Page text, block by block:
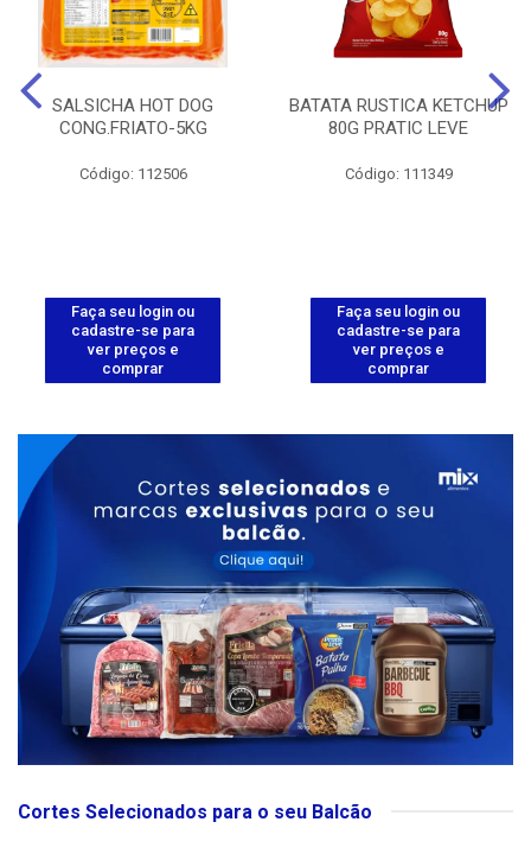
SALSICHA HOT DOG
CONG.FRIATO-5KG
Código: 112506
Faça seu login ou
cadastre-se para
ver preços e
comprar
BATATA RUSTICA KETCHUP
80G PRATIC LEVE
Código: 111349
Faça seu login ou
cadastre-se para
ver preços e
comprar
Cortes Selecionados para o seu Balcão